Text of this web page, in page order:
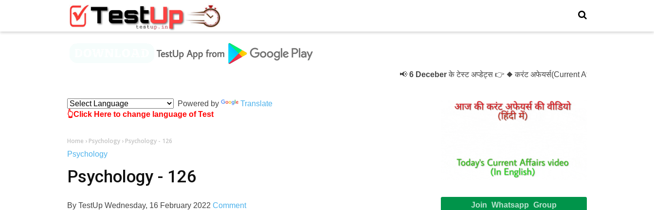
6 Deceberके टेस्ट अप्डेट्स 👉 ◆ करंट अफेयर्स(Current Affairs)- Test- 1214 ◆
Powered by
Translate
👆Click Here to change language of Test
Home › Psychology › Psychology - 126
Psychology
Psychology - 126
By TestUp Wednesday, 16 February 2022 Comment
Join Whatsapp Group